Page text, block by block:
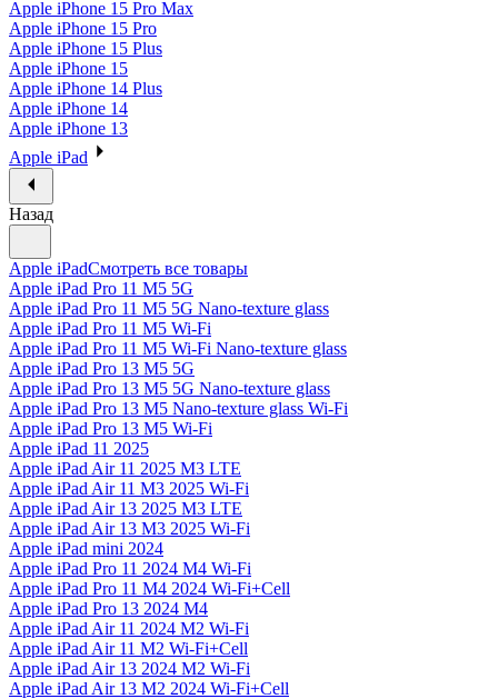
Apple iPhone 15 Pro Max
Apple iPhone 15 Pro
Apple iPhone 15 Plus
Apple iPhone 15
Apple iPhone 14 Plus
Apple iPhone 14
Apple iPhone 13
Apple iPad
Назад
Apple iPadСмотреть все товары
Apple iPad Pro 11 M5 5G
Apple iPad Pro 11 M5 5G Nano-texture glass
Apple iPad Pro 11 M5 Wi-Fi
Apple iPad Pro 11 M5 Wi-Fi Nano-texture glass
Apple iPad Pro 13 M5 5G
Apple iPad Pro 13 M5 5G Nano-texture glass
Apple iPad Pro 13 M5 Nano-texture glass Wi-Fi
Apple iPad Pro 13 M5 Wi-Fi
Apple iPad 11 2025
Apple iPad Air 11 2025 M3 LTE
Apple iPad Air 11 M3 2025 Wi-Fi
Apple iPad Air 13 2025 M3 LTE
Apple iPad Air 13 M3 2025 Wi-Fi
Apple iPad mini 2024
Apple iPad Pro 11 2024 M4 Wi-Fi
Apple iPad Pro 11 M4 2024 Wi-Fi+Cell
Apple iPad Pro 13 2024 M4
Apple iPad Air 11 2024 M2 Wi-Fi
Apple iPad Air 11 M2 Wi-Fi+Cell
Apple iPad Air 13 2024 M2 Wi-Fi
Apple iPad Air 13 M2 2024 Wi-Fi+Cell